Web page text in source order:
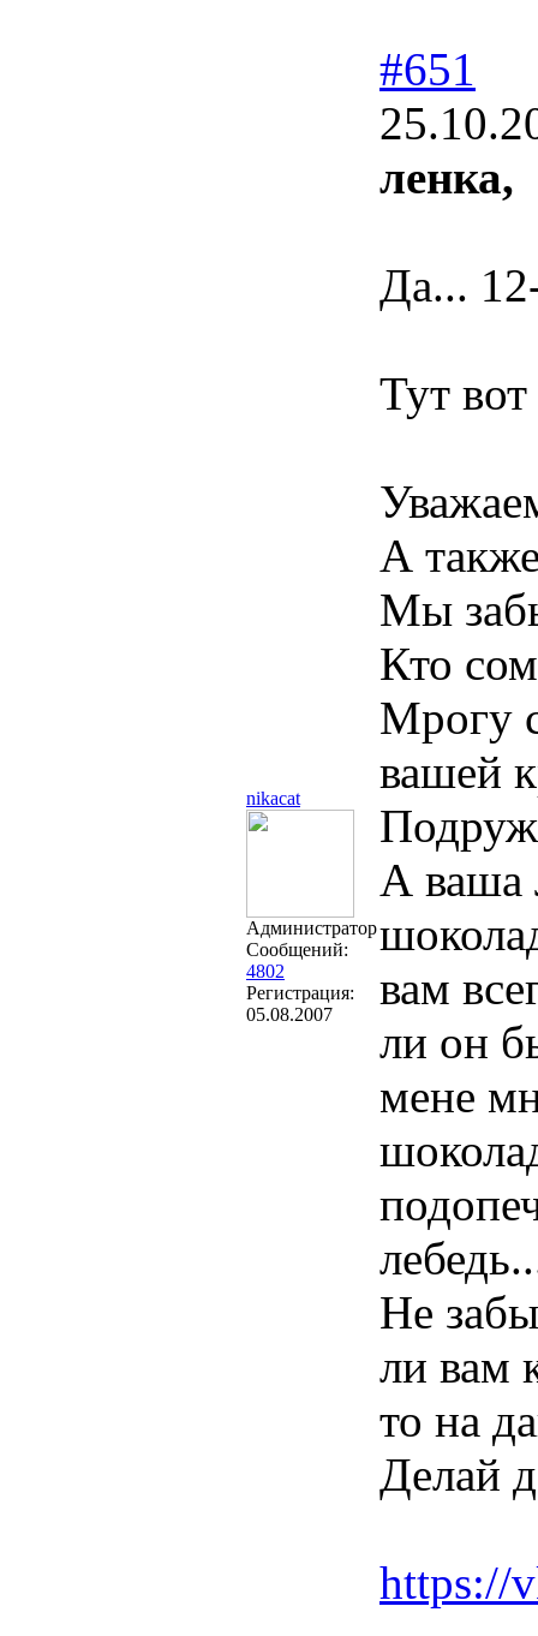
nikacat
Администратор
Сообщений:
4802
Регистрация:
05.08.2007
#651
ленка,
Да...
Тут
А
Мы
Кто
Мрогу
вашей
А ваша
вам
ли он
мене
Не
ли вам
то на
Делай
https://